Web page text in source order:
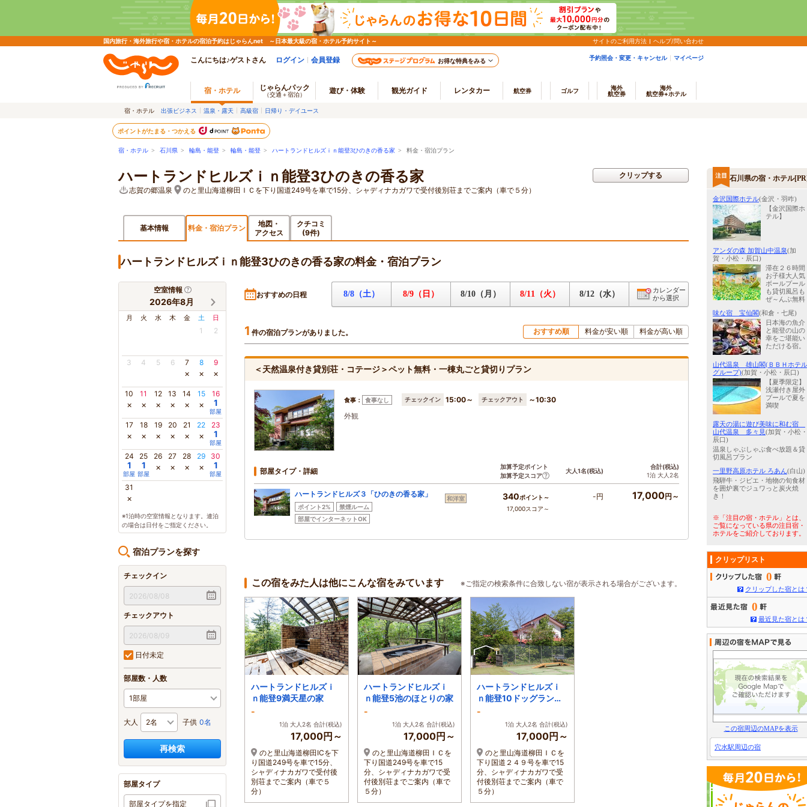
国内旅行・海外旅行や宿・ホテルの宿泊予約はじゃらんnet ～日本最大級の宿・ホテル予約サイト～ サイトのご利用方法 ヘルプ/問い合わせ
こんにちは♪ゲストさん ログイン 会員登録 お得な特典をみる 予約照会・変更・キャンセル マイページ
宿・ホテル じゃらんパック
（交通＋宿泊） 遊び・体験 観光ガイド レンタカー 航空券 ゴルフ
海外
航空券
海外
航空券+ホテル
宿・ホテル 出張ビジネス 温泉・露天 高級宿 日帰り・デイユース
ポイントがたまる・つかえる
宿・ホテル > 石川県 > 輪島・能登 > 輪島・能登 > ハートランドヒルズｉｎ能登3ひのきの香る家 > 料金・宿泊プラン
ハートランドヒルズｉｎ能登3ひのきの香る家
志賀の郷温泉 のと里山海道柳田ＩＣを下り国道249号を車で15分、シャディナカガワで受付後別荘までご案内（車で５分）
クリップする
基本情報 料金・宿泊プラン
地図・
アクセス
クチコミ
(9件)
ハートランドヒルズｉｎ能登3ひのきの香る家の料金・宿泊プラン
空室情報
2026年8月
月 火 水 木 金 土 日
1 2
3 4 5 6 7
×
8
×
9
×
10
×
11
×
12
×
13
×
14
×
15
×
16
1
部屋
17
×
18
×
19
×
20
×
21
×
22
×
23
1
部屋
24
1
部屋
25
1
部屋
26
×
27
×
28
×
29
×
30
1
部屋
31
×
※1泊時の空室情報となります。連泊
の場合は日付をご指定ください。
宿泊プランを探す
チェックイン
チェックアウト
日付未定
部屋数・人数
大人 子供 0名
再検索
部屋タイプ
部屋タイプを指定
おすすめの日程 8/8（土） 8/9（日） 8/10（月） 8/11（火） 8/12（水）
カレンダー
から選択
1 件の宿泊プランがありました。 おすすめ順 料金が安い順 料金が高い順
＜天然温泉付き貸別荘・コテージ＞ペット無料・一棟丸ごと貸切りプラン
食事： 食事なし チェックイン 15:00～ チェックアウト
～10:30
外観
部屋タイプ・詳細
加算予定ポイント
加算予定スコア
大人1名(税込)
合計(税込)
1泊 大人2名
ハートランドヒルズ３「ひのきの香る家」
ポイント2%
禁煙ルーム
部屋でインターネットOK
和洋室 340ポイント～
17,000スコア～
-円 17,000円～
この宿をみた人は他にこんな宿をみています ※ご指定の検索条件に合致しない宿が表示される場合がございます。
ハートランドヒルズｉ
ｎ能登9満天星の家
-
1泊 大人2名 合計(税込)
17,000円～
のと里山海道柳田ICを下
り国道249号を車で15分、
シャディナカガワで受付後
別荘までご案内（車で５
分）
ハートランドヒルズｉ
ｎ能登5池のほとりの家
-
1泊 大人2名 合計(税込)
17,000円～
のと里山海道柳田ＩＣを
下り国道249号を車で15
分、シャディナカガワで受
付後別荘までご案内（車で
５分）
ハートランドヒルズｉ
ｎ能登10ドッグランの
ある家
-
1泊 大人2名 合計(税込)
17,000円～
のと里山海道柳田ＩＣを
下り国道２４９号を車で15
分、シャディナカガワで受
付後別荘までご案内（車で
５分）
石川県の宿・ホテル
金沢国際ホテル(金沢・羽咋)
【金沢国際ホ
テル】
アンダの森 加賀山中温泉(加
賀・小松・辰口)
滞在２６時間
お子様大人気
ボールプール
も貸切風呂も
ぜ～んぶ無料
味な宿 宝仙閣(和倉・七尾)
日本海の魚介
と能登の山の
幸をご堪能い
ただける宿。
山代温泉 雄山閣(ＢＢＨホテル
グループ)(加賀・小松・辰口)
【夏季限定】
浅瀬付き屋外
プールで夏を
満喫
露天の湯に遊び美味に和む宿
山代温泉 多々見(加賀・小松・
辰口)
温泉しゃぶしゃぶ食べ放題＆貸
切風呂プラン
一里野高原ホテル ろあん(白山)
飛騨牛・ジビエ・地物の旬食材
を囲炉裏でジュワっと炭火焼
き！
※「注目の宿・ホテル」とは、
ご覧になっている県の注目宿・
ホテルをご紹介しております。
クリップリスト
0
クリップした宿とは
0
最近見た宿とは
この宿周辺のMAPを表示
穴水駅周辺の宿